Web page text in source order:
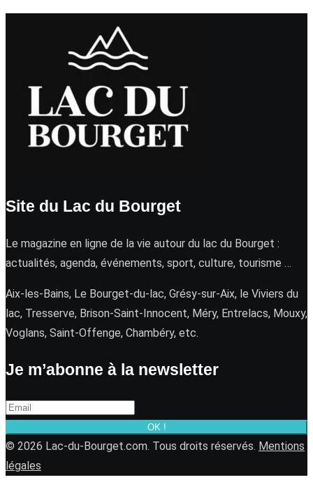
Site du Lac du Bourget
Le magazine en ligne de la vie autour du lac du Bourget :
actualités, agenda, événements, sport, culture, tourisme …
Aix-les-Bains, Le Bourget-du-lac, Grésy-sur-Aix, le Viviers du
lac, Tresserve, Brison-Saint-Innocent, Méry, Entrelacs, Mouxy,
Voglans, Saint-Offenge, Chambéry, etc.
Je m’abonne à la newsletter
OK !
© 2026 Lac-du-Bourget.com. Tous droits réservés. Mentions
légales